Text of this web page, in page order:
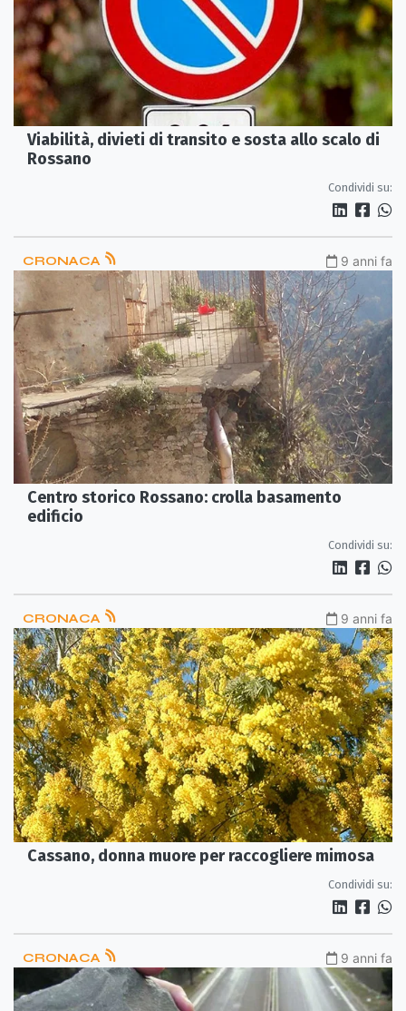
Viabilità, divieti di transito e sosta allo scalo di
Rossano
Condividi su:
CRONACA 9 anni fa
Centro storico Rossano: crolla basamento
edificio
Condividi su:
CRONACA 9 anni fa
Cassano, donna muore per raccogliere mimosa
Condividi su:
CRONACA 9 anni fa